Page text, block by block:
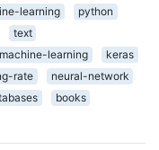
learning
python
text
machine-learning
keras
rate
neural-network
books